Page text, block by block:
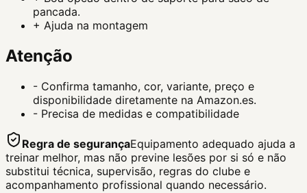
pancada.
+ Ajuda na montagem
Atenção
- Confirma tamanho, cor, variante, preço e
disponibilidade diretamente na Amazon.es.
- Precisa de medidas e compatibilidade
Regra de segurançaEquipamento adequado ajuda a
treinar melhor, mas não previne lesões por si só e não
substitui técnica, supervisão, regras do clube e
acompanhamento profissional quando necessário.